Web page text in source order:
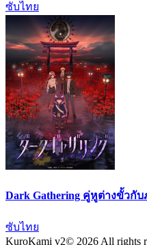
ซับไทย
Dark Gathering คู่หูต่างขั้วกั
ซับไทย
KuroKami v2© 2026 All rights